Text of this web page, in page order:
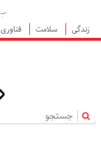
زندگی
سلامت فناوری
|